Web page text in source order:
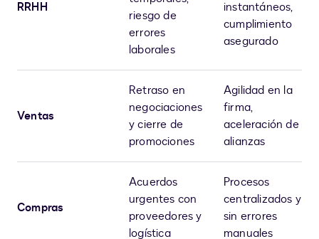
RRHH
riesgo de
errores
laborales
instantáneos,
cumplimiento
asegurado
Ventas
Retraso en
negociaciones
y cierre de
promociones
Agilidad en la
firma,
aceleración de
alianzas
Compras
Acuerdos
urgentes con
proveedores y
logística
Procesos
centralizados y
sin errores
manuales